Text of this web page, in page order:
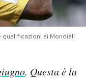
qualificazioni ai Mondiali
. Questa è la